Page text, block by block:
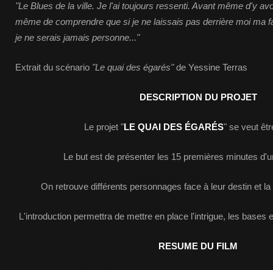
"Le Blues de la ville. Je l'ai toujours ressenti. Avant même d'y
même de comprendre que si je ne laissais pas derrière moi ma
je ne serais jamais personne..."
Extrait du scénario "Le quai des égarés"de Yessine Terras
DESCRIPTION DU PROJET
Le projet "LE QUAI DES ÉGARÉS" se veut
Le but est de présenter les 15 premières minutes
On retrouve différents personnages face à leur destin et
L'introduction permettra de mettre en place l'intrigue, les bases
RESUME DU FILM